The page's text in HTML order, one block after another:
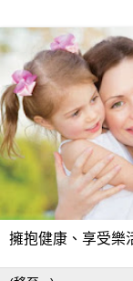
擁抱健康、享受樂